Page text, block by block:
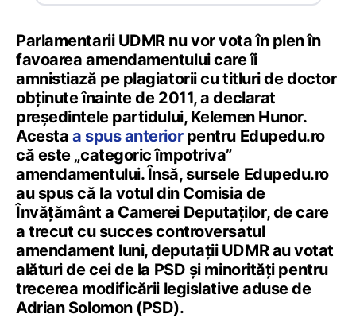
Parlamentarii UDMR nu vor vota în plen în
favoarea amendamentului care îi
amnistiază pe plagiatorii cu titluri de doctor
obținute înainte de 2011, a declarat
președintele partidului, Kelemen Hunor.
Acesta a spus anteriorpentru Edupedu.ro
că este „categoric împotriva”
amendamentului. Însă, sursele Edupedu.ro
au spus că la votul din Comisia de
Învățământ a Camerei Deputaților, de care
a trecut cu succes controversatul
amendament luni, deputații UDMR au votat
alături de cei de la PSD și minorități pentru
trecerea modificării legislative aduse de
Adrian Solomon (PSD).